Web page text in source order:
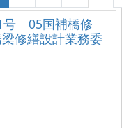
号 05国補橋修
修繕設計業務委